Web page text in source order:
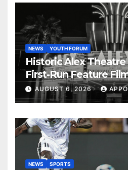
NEWS YOUTH FORUM
Historic Alex
First-Run Feature
Years
AUGUST 6, 2026 APPO
NEWS SPORTS